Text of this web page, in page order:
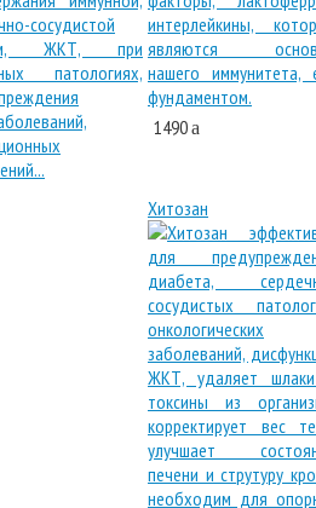
1490a
Хитозан